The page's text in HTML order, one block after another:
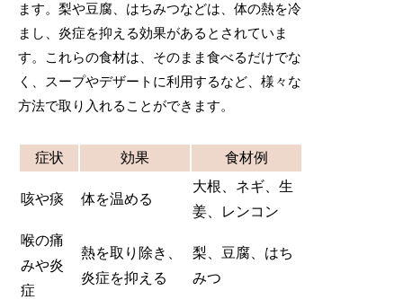
ます。梨や豆腐、はちみつなどは、体の熱を冷
まし、炎症を抑える効果があるとされていま
す。これらの食材は、そのまま食べるだけでな
く、スープやデザートに利用するなど、様々な
方法で取り入れることができます。
症状 効果 食材例
咳や痰 体を温める
大根、ネギ、生
姜、レンコン
喉の痛
みや炎
症
熱を取り除き、
炎症を抑える
梨、豆腐、はち
みつ